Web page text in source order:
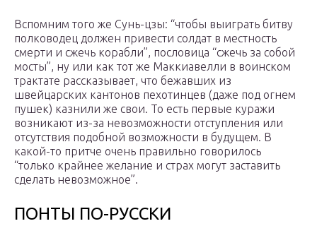
Вспомним того же Сунь-цзы: “чтобы выиграть битву
полководец должен привести солдат в местность
смерти и сжечь корабли”, пословица “сжечь за собой
мосты”, ну или как тот же Маккиавелли в воинском
трактате рассказывает, что бежавших из
швейцарских кантонов пехотинцев (даже под огнем
пушек) казнили же свои. То есть первые куражи
возникают из-за невозможности отступления или
отсутствия подобной возможности в будущем. В
какой-то притче очень правильно говорилось
“только крайнее желание и страх могут заставить
сделать невозможное”.
ПОНТЫ ПО-РУССКИ